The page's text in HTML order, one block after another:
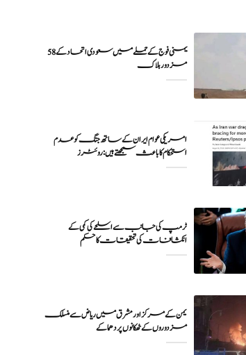
یمنی فوج کے حملے میں سعودی اتحاد کے 58
مزدور ہلاک
امریکی عوام ایران کے ساتھ جنگ کو عدم
ٹرمپ کی جانب سے اسلحے کی کمی کے
انکشافات کی تحقیقات کا حکم
یمن کے مرکز اور مشرق میں ریاض سے منسلک
مزدوروں کے ٹھکانوں پر دھماکے